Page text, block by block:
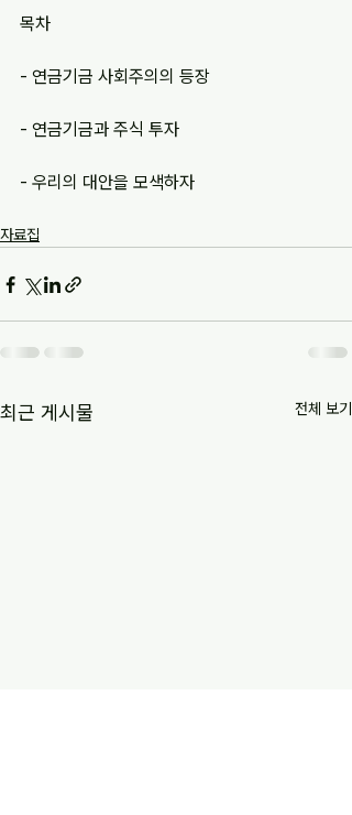
목차
- 연금기금 사회주의의 등장
- 연금기금과 주식 투자
- 우리의 대안을 모색하자
자료집
최근 게시물 전체 보기